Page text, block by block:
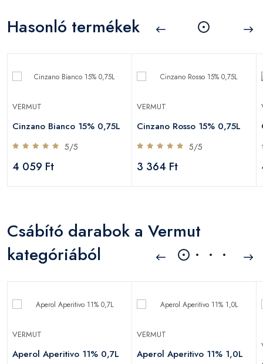
Hasonló termékek
VERMUT
Cinzano Bianco 15% 0,75L
5/5
4 059 Ft
VERMUT
Cinzano Rosso 15% 0,75L
5/5
3 364 Ft
Csábító darabok a Vermut
kategóriából
VERMUT
Aperol Aperitivo 11% 0,7L
VERMUT
Aperol Aperitivo 11% 1,0L